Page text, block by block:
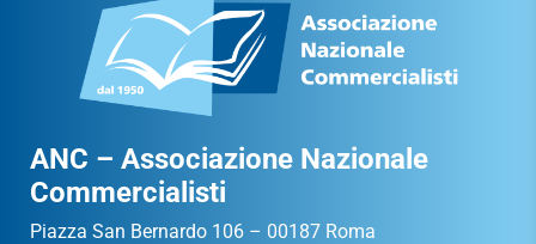
ANC – Associazione Nazionale
Commercialisti
Piazza San Bernardo 106 – 00187 Roma